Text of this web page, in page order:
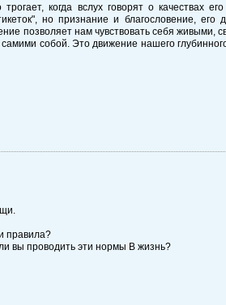
трогает, когда вслух говорят о качествах
но признание и благословение, его
позволяет нам чувствовать себя живыми,
самими собой. Это движение нашего
правила?
вы проводить эти нормы В жизнь?